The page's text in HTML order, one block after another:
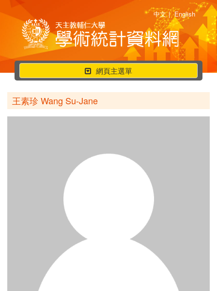
中文 | English
行
動
選
單
網頁主選單
王素珍 Wang Su-Jane